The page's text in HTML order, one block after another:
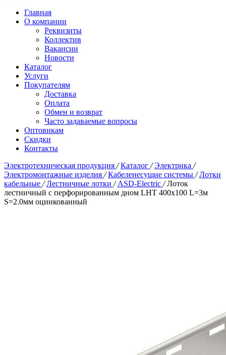
Главная
О компании
Реквизиты
Коллектив
Вакансии
Новости
Каталог
Услуги
Покупателям
Доставка
Оплата
Обмен и возврат
Часто задаваемые вопросы
Оптовикам
Скидки
Контакты
Электротехническая продукция / Каталог / Электрика /
Электромонтажные изделия / Кабеленесущие системы / Лотки
кабельные / Лестничные лотки / ASD-Electric / Лоток
лестничный с перфорированным дном LHT 400х100 L=3м
S=2.0мм оцинкованный